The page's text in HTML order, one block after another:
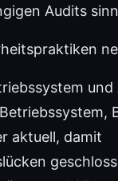
Audits
und
aktuell, damit